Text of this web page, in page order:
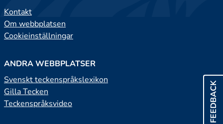
FEEDBACK
Kontakt
Om webbplatsen
Cookieinställningar
ANDRA WEBBPLATSER
Svenskt teckenspråkslexikon
Gilla Tecken
Teckenspråksvideo